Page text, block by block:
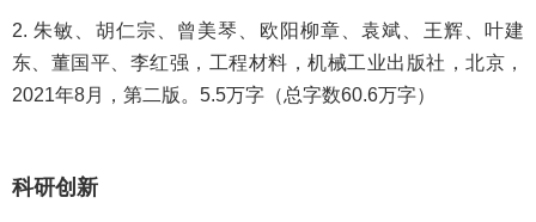
2. 朱敏、胡仁宗、曾美琴、欧阳柳章、袁斌、王辉、叶建
东、董国平、李红强，工程材料，机械工业出版社，北京，
2021年8月，第二版。5.5万字（总字数60.6万字）
科研创新